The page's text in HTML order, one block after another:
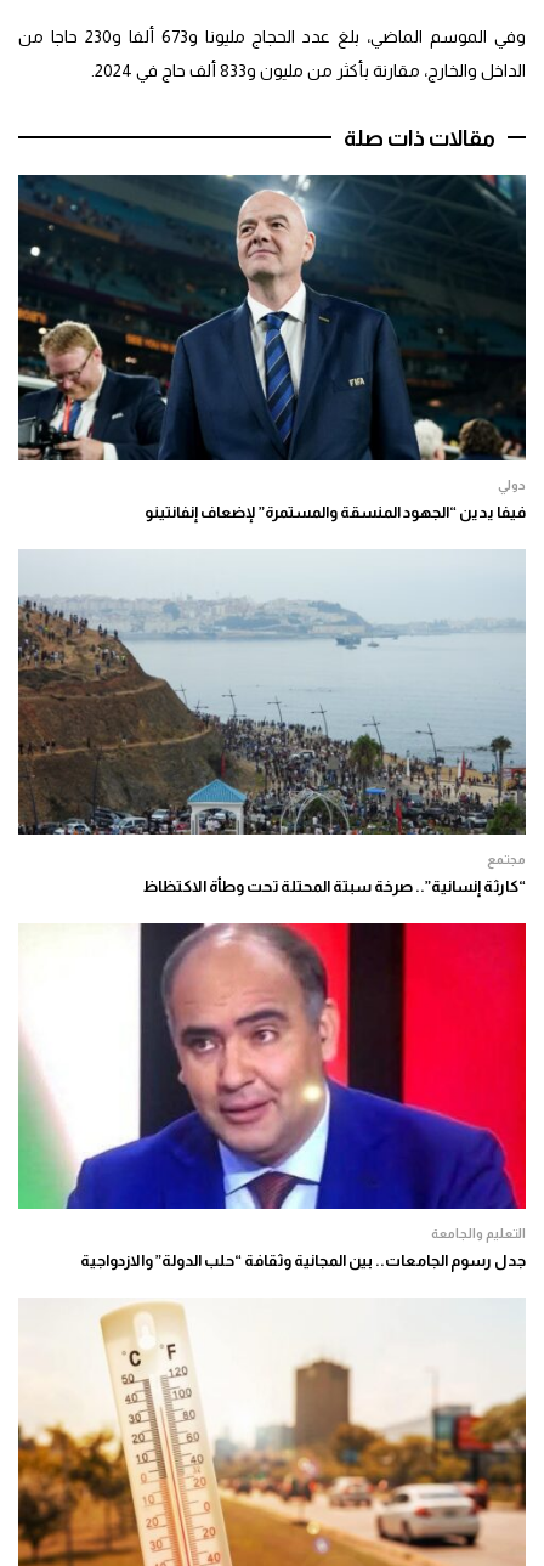
وفي الموسم الماضي، بلغ عدد الحجاج مليونا و673 ألفا و230 حاجا من
الداخل والخارج، مقارنة بأكثر من مليون و833 ألف حاج في 2024.
مقالات ذات صلة
دولي
فيفا يدين “الجهود المنسقة والمستمرة” لإضعاف إنفانتينو
مجتمع
“كارثة إنسانية”.. صرخة سبتة المحتلة تحت وطأة الاكتظاظ
التعليم والجامعة
جدل رسوم الجامعات.. بين المجانية وثقافة “حلب الدولة” والازدواجية